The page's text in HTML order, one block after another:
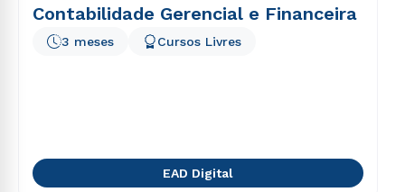
Contabilidade Gerencial e Financeira
3 meses Cursos Livres
EAD Digital